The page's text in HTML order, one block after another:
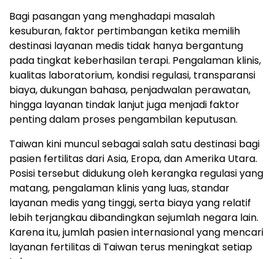
Bagi pasangan yang menghadapi masalah
kesuburan, faktor pertimbangan ketika memilih
destinasi layanan medis tidak hanya bergantung
pada tingkat keberhasilan terapi. Pengalaman klinis,
kualitas laboratorium, kondisi regulasi, transparansi
biaya, dukungan bahasa, penjadwalan perawatan,
hingga layanan tindak lanjut juga menjadi faktor
penting dalam proses pengambilan keputusan.
Taiwan kini muncul sebagai salah satu destinasi bagi
pasien fertilitas dari Asia, Eropa, dan Amerika Utara.
Posisi tersebut didukung oleh kerangka regulasi yang
matang, pengalaman klinis yang luas, standar
layanan medis yang tinggi, serta biaya yang relatif
lebih terjangkau dibandingkan sejumlah negara lain.
Karena itu, jumlah pasien internasional yang mencari
layanan fertilitas di Taiwan terus meningkat setiap